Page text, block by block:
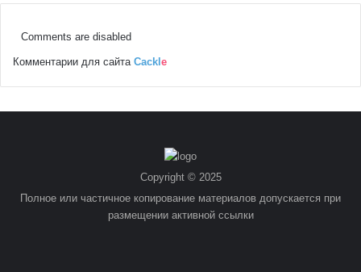
Comments are disabled
Комментарии для сайта Cackle
Copyright © 2025
Полное или частичное копирование материалов допускается при
размещении активной ссылки